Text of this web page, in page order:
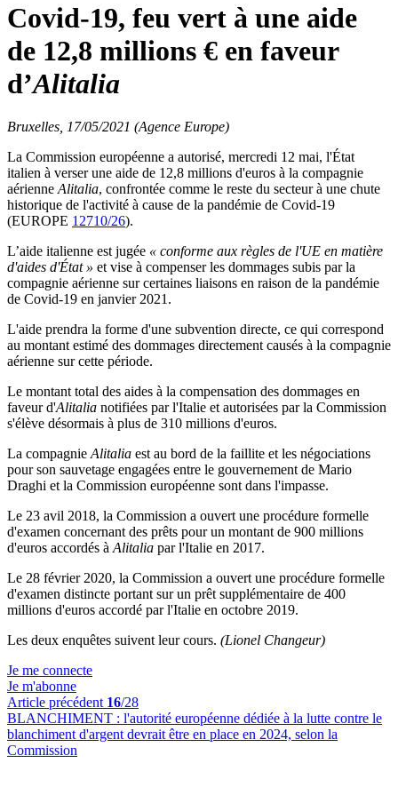
Covid-19, feu vert à une aide
de 12,8 millions € en faveur
d’Alitalia
Bruxelles, 17/05/2021 (Agence Europe)
La Commission européenne a autorisé, mercredi 12 mai, l'État
italien à verser une aide de 12,8 millions d'euros à la compagnie
aérienne Alitalia, confrontée comme le reste du secteur à une chute
historique de l'activité à cause de la pandémie de Covid-19
(EUROPE 12710/26).
L’aide italienne est jugée « conforme aux règles de l'UE en matière
d'aides d'État » et vise à compenser les dommages subis par la
compagnie aérienne sur certaines liaisons en raison de la pandémie
de Covid-19 en janvier 2021.
L'aide prendra la forme d'une subvention directe, ce qui correspond
au montant estimé des dommages directement causés à la compagnie
aérienne sur cette période.
Le montant total des aides à la compensation des dommages en
faveur d'Alitalia notifiées par l'Italie et autorisées par la Commission
s'élève désormais à plus de 310 millions d'euros.
La compagnie Alitalia est au bord de la faillite et les négociations
pour son sauvetage engagées entre le gouvernement de Mario
Draghi et la Commission européenne sont dans l'impasse.
Le 23 avil 2018, la Commission a ouvert une procédure formelle
d'examen concernant des prêts pour un montant de 900 millions
d'euros accordés à Alitalia par l'Italie en 2017.
Le 28 février 2020, la Commission a ouvert une procédure formelle
d'examen distincte portant sur un prêt supplémentaire de 400
millions d'euros accordé par l'Italie en octobre 2019.
Les deux enquêtes suivent leur cours. (Lionel Changeur)
Je me connecte
Je m'abonne
Article précédent 16/28
BLANCHIMENT : l'autorité européenne dédiée à la lutte contre le
blanchiment d'argent devrait être en place en 2024, selon la
Commission